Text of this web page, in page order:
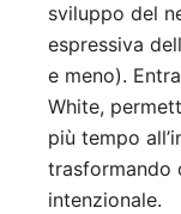
sviluppo del
espressiva
e meno).
White,
più tempo
trasformando
intenzionale.